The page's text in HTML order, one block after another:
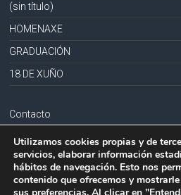
(sin título)
HOMENAXE
GRADUACIÓN
18 DE XUÑO
Contacto
Aviso legal
Política de privacidad
Política de cookies
Utilizamos cookies propias y de
servicios, elaborar información
hábitos de navegación. Esto nos
contenido que ofrecemos y